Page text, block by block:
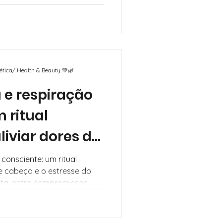
respiração
ritual
dores de
do dia a
um ritual
cabeça e o estresse do
Health & Beauty 💚🌿